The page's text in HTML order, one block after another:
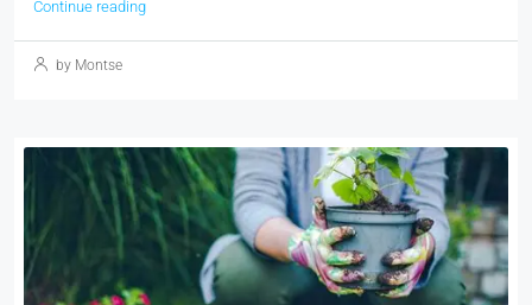
Continue reading
by Montse